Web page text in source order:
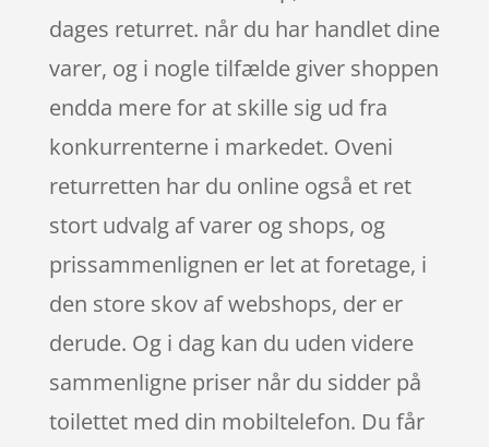
dages returret. når du har handlet dine
varer, og i nogle tilfælde giver shoppen
endda mere for at skille sig ud fra
konkurrenterne i markedet. Oveni
returretten har du online også et ret
stort udvalg af varer og shops, og
prissammenlignen er let at foretage, i
den store skov af webshops, der er
derude. Og i dag kan du uden videre
sammenligne priser når du sidder på
toilettet med din mobiltelefon. Du får